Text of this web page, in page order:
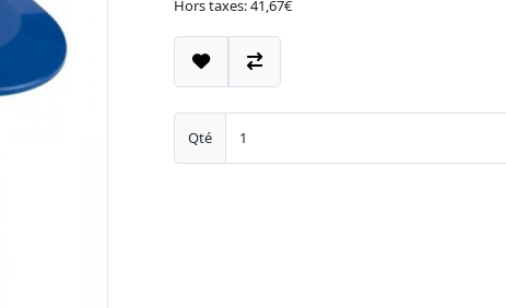
Hors taxes: 41,67€
Qté